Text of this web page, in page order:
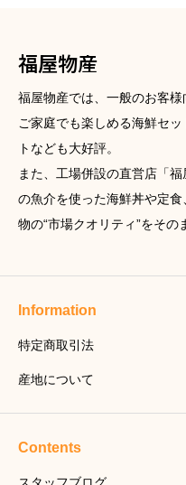
福屋物産
福屋物産では、一般のお客様
ご家庭でも楽しめる海鮮セ
トなども大好評。
また、工場併設の直営店「
の魚介を使った海鮮丼や定
物の“市場クオリティ”をその
Information
特定商取引法
産地について
Contents